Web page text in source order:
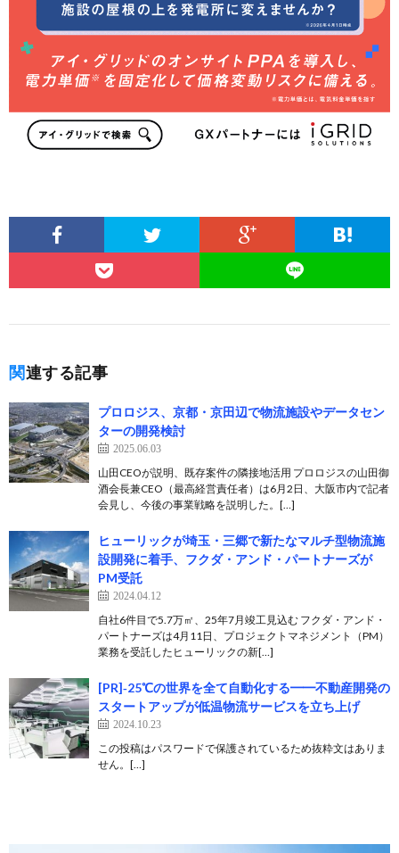
関連する記事
プロロジス、京都・京田辺で物流施設やデータセン
ターの開発検討
2025.06.03
山田CEOが説明、既存案件の隣接地活用 プロロジスの山田御
酒会長兼CEO（最高経営責任者）は6月2日、大阪市内で記者
会見し、今後の事業戦略を説明した。[…]
ヒューリックが埼玉・三郷で新たなマルチ型物流施
設開発に着手、フクダ・アンド・パートナーズが
PM受託
2024.04.12
自社6件目で5.7万㎡、25年7月竣工見込む フクダ・アンド・
パートナーズは4月11日、プロジェクトマネジメント（PM）
業務を受託したヒューリックの新[…]
[PR]‐25℃の世界を全て自動化する━━不動産開発の
スタートアップが低温物流サービスを立ち上げ
2024.10.23
この投稿はパスワードで保護されているため抜粋文はありま
せん。[…]